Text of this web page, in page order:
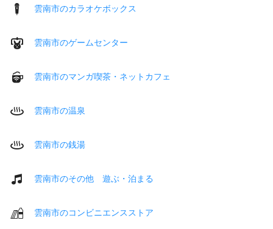
雲南市のカラオケボックス
雲南市のゲームセンター
雲南市のマンガ喫茶・ネットカフェ
雲南市の温泉
雲南市の銭湯
雲南市のその他 遊ぶ・泊まる
雲南市のコンビニエンスストア